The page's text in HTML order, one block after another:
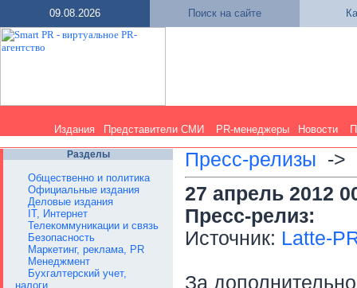
09.08.2026 Поиск на сайте
Издания Представители СМИ PR-менеджеры Новости
Разделы
Общественно и политика
Официальные издания
Деловые издания
IT, Интернет
Телекоммуникации и связь
Безопасность
Маркетинг, реклама, PR
Менеджмент
Бухгалтерский учет,
налоги
Пресс-релизы ->
27 апрель 2012
Пресс-релиз:
Источник: Latte-
За